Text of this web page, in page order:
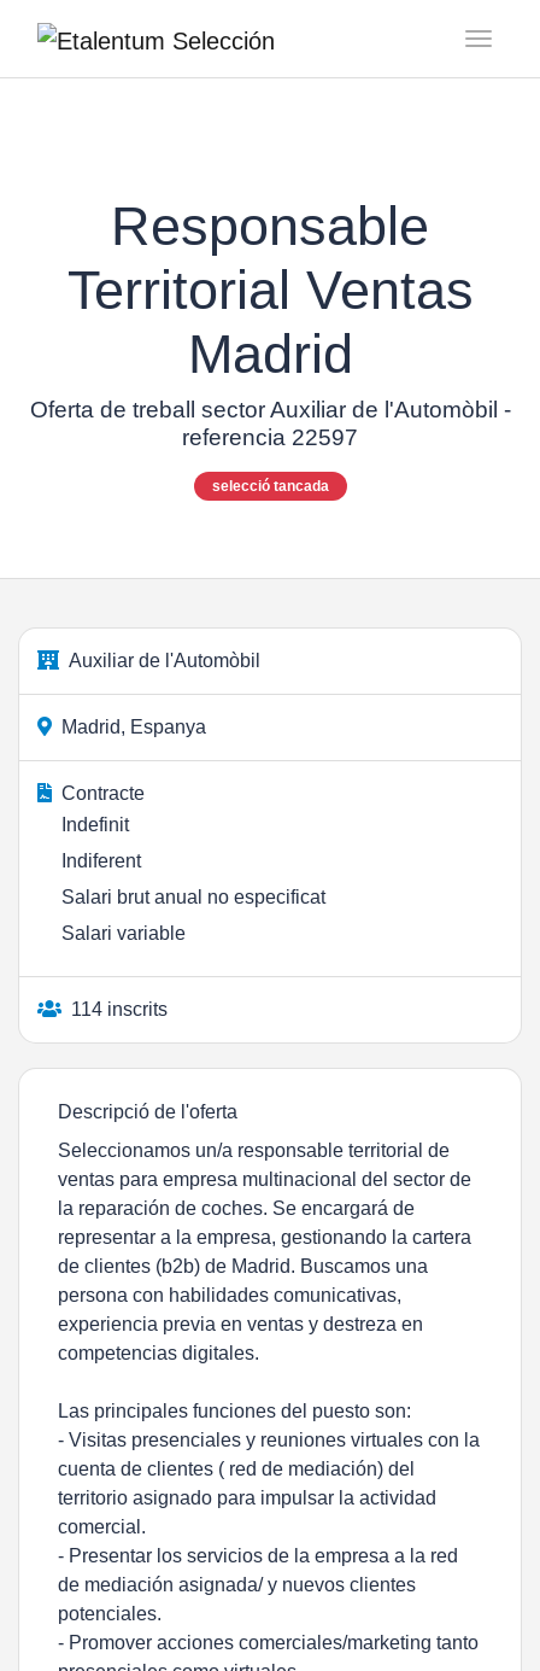
Responsable
Territorial Ventas
Madrid
Oferta de treball sector Auxiliar de l'Automòbil -
referencia 22597
selecció tancada
Auxiliar de l'Automòbil
Madrid, Espanya
Contracte
Indefinit
Indiferent
Salari brut anual no especificat
Salari variable
114 inscrits
Descripció de l'oferta
Seleccionamos un/a responsable territorial de
ventas para empresa multinacional del sector de
la reparación de coches. Se encargará de
representar a la empresa, gestionando la cartera
de clientes (b2b) de Madrid. Buscamos una
persona con habilidades comunicativas,
experiencia previa en ventas y destreza en
competencias digitales.
Las principales funciones del puesto son:
- Visitas presenciales y reuniones virtuales con la
cuenta de clientes ( red de mediación) del
territorio asignado para impulsar la actividad
comercial.
- Presentar los servicios de la empresa a la red
de mediación asignada/ y nuevos clientes
potenciales.
- Promover acciones comerciales/marketing tanto